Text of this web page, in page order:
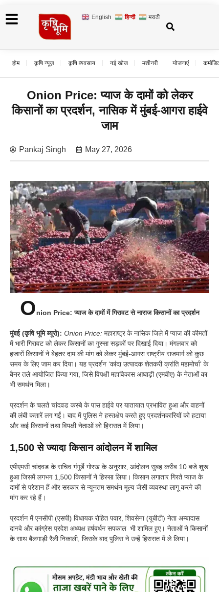
English हिन्दी मराठी
होम कृषि न्यूज़ कृषि व्यवसाय नई खोज मशीनरी योजनाएं
Onion Price: प्याज के दामों को लेकर
किसानों का प्रदर्शन, नासिक में मुंबई-आगरा हाईवे
जाम
Pankaj Singh May 27, 2026
Onion Price: प्याज के दामों में गिरावट से नाराज किसानों का प्रदर्शन
मुंबई (कृषि भूमि ब्यूरो): Onion Price: महाराष्ट्र के नासिक जिले में प्याज की कीमतों
में भारी गिरावट को लेकर किसानों का गुस्सा सड़कों पर दिखाई दिया। मंगलवार को
हजारों किसानों ने बेहतर दाम की मांग को लेकर मुंबई-आगरा राष्ट्रीय राजमार्ग को कुछ
समय के लिए जाम कर दिया। यह प्रदर्शन ‘कांदा उत्पादक शेतकरी क्रांति महामोर्चा’ के
बैनर तले आयोजित किया गया, जिसे विपक्षी महाविकास आघाड़ी (एमवीए) के नेताओं का
भी समर्थन मिला।
प्रदर्शन के चलते चांदवड कस्बे के पास हाईवे पर यातायात प्रभावित हुआ और वाहनों
की लंबी कतारें लग गईं। बाद में पुलिस ने हस्तक्षेप करते हुए प्रदर्शनकारियों को हटाया
और कई किसानों तथा विपक्षी नेताओं को हिरासत में लिया।
1,500 से ज्यादा किसान आंदोलन में शामिल
एपीएमसी चांदवड के सचिव गंगुर्डे गोरख के अनुसार, आंदोलन सुबह करीब 10 बजे शुरू
हुआ जिसमें लगभग 1,500 किसानों ने हिस्सा लिया। किसान लगातार गिरते प्याज के
दामों से परेशान हैं और सरकार से न्यूनतम समर्थन मूल्य जैसी व्यवस्था लागू करने की
मांग कर रहे हैं।
प्रदर्शन में एनसीपी (एसपी) विधायक रोहित पवार, शिवसेना (यूबीटी) नेता अम्बादास
दानवे और कांग्रेस प्रदेश अध्यक्ष हर्षवर्धन सपकाल भी शामिल हुए। नेताओं ने किसानों
के साथ बैलगाड़ी रैली निकाली, जिसके बाद पुलिस ने उन्हें हिरासत में ले लिया।